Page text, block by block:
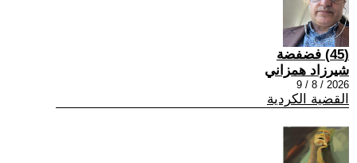
(45) فضفضة
شيرزاد همزاني
2026 / 8 / 9
القضية الكردية